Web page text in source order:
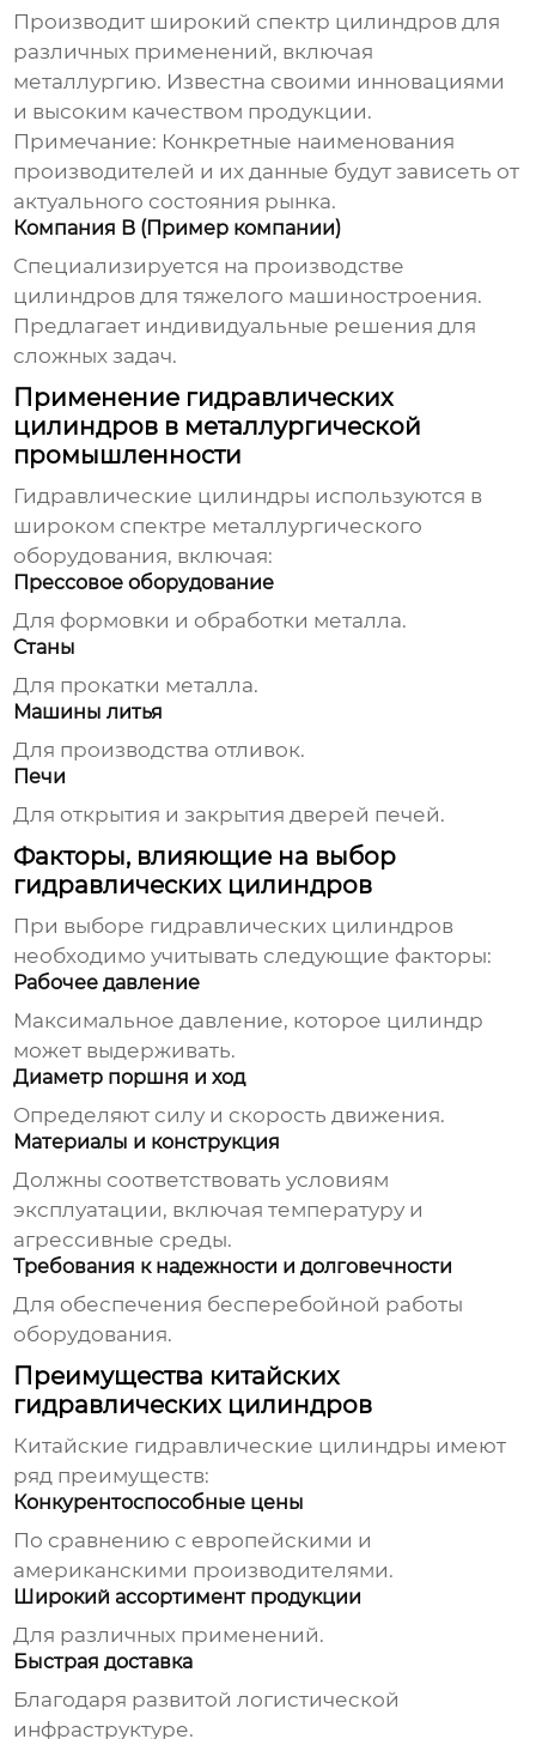
Производит широкий спектр цилиндров для
различных применений, включая
металлургию. Известна своими инновациями
и высоким качеством продукции.
Примечание: Конкретные наименования
производителей и их данные будут зависеть от
актуального состояния рынка.
Компания B (Пример компании)
Специализируется на производстве
цилиндров для тяжелого машиностроения.
Предлагает индивидуальные решения для
сложных задач.
Применение гидравлических
цилиндров в металлургической
промышленности
Гидравлические цилиндры используются в
широком спектре металлургического
оборудования, включая:
Прессовое оборудование
Для формовки и обработки металла.
Станы
Для прокатки металла.
Машины литья
Для производства отливок.
Печи
Для открытия и закрытия дверей печей.
Факторы, влияющие на выбор
гидравлических цилиндров
При выборе гидравлических цилиндров
необходимо учитывать следующие факторы:
Рабочее давление
Максимальное давление, которое цилиндр
может выдерживать.
Диаметр поршня и ход
Определяют силу и скорость движения.
Материалы и конструкция
Должны соответствовать условиям
эксплуатации, включая температуру и
агрессивные среды.
Требования к надежности и долговечности
Для обеспечения бесперебойной работы
оборудования.
Преимущества китайских
гидравлических цилиндров
Китайские гидравлические цилиндры имеют
ряд преимуществ:
Конкурентоспособные цены
По сравнению с европейскими и
американскими производителями.
Широкий ассортимент продукции
Для различных применений.
Быстрая доставка
Благодаря развитой логистической
инфраструктуре.